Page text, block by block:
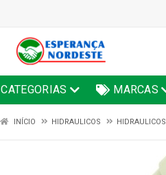
CATEGORIAS MARCAS
INÍCIO HIDRAULICOS HIDRAULICOS